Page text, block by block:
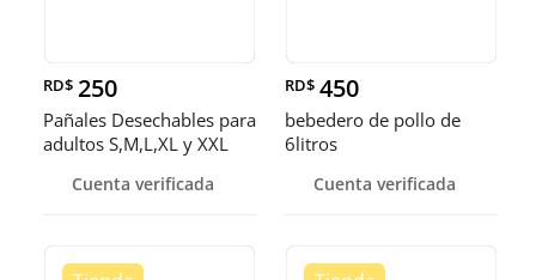
RD$ 250
Pañales Desechables para
adultos S,M,L,XL y XXL
Cuenta verificada
RD$ 450
bebedero de pollo de
6litros
Cuenta verificada